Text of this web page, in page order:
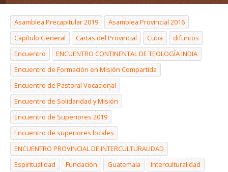
Asamblea Precapitular 2019
Asamblea Provincial 2016
Capítulo General
Cartas del Provincial Cuba
difuntos
Encuentro
ENCUENTRO CONTINENTAL DE TEOLOGÍA INDIA
Encuentro de Formación en Misión Compartida
Encuentro de Pastoral Vocacional
Encuentro de Solidaridad y Misión
Encuentro de Superiores 2019
Encuentro de superiores locales
ENCUENTRO PROVINCIAL DE INTERCULTURALIDAD
Espiritualidad
Fundación Guatemala
Interculturalidad